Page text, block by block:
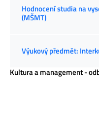
Hodnocení studia na
(MŠMT)
Výukový předmět:
Kultura a management -